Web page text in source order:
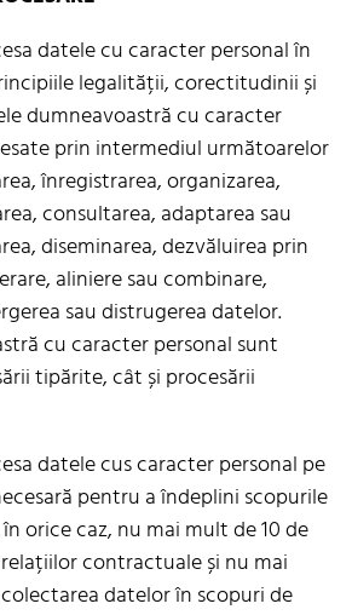
datele cu caracter personal în
legalității, corectitudinii și
dumneavoastră cu caracter
prin intermediul următoarelor
înregistrarea, organizarea,
consultarea, adaptarea sau
diseminarea, dezvăluirea prin
aliniere sau combinare,
sau distrugerea datelor.
cu caracter personal sunt
tipărite, cât și procesării
datele cus caracter personal pe
pentru a îndeplini scopurile
orice caz, nu mai mult de 10 de
contractuale și nu mai
datelor în scopuri de